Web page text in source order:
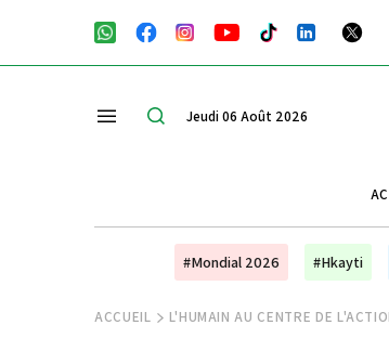
Jeudi 06 Août 2026
#Mondial 2026 #Hkayti
ACCUEIL L'HUMAIN AU CENTRE DE